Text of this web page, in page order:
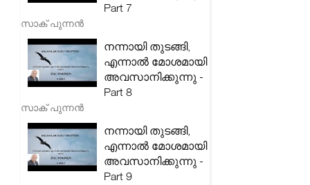
Part 7
സാക് പുന്നൻ
നന്നായി തുടങ്ങി,
എന്നാൽ മോശമായി
അവസാനിക്കുന്നു -
Part 8
സാക് പുന്നൻ
നന്നായി തുടങ്ങി,
എന്നാൽ മോശമായി
അവസാനിക്കുന്നു -
Part 9